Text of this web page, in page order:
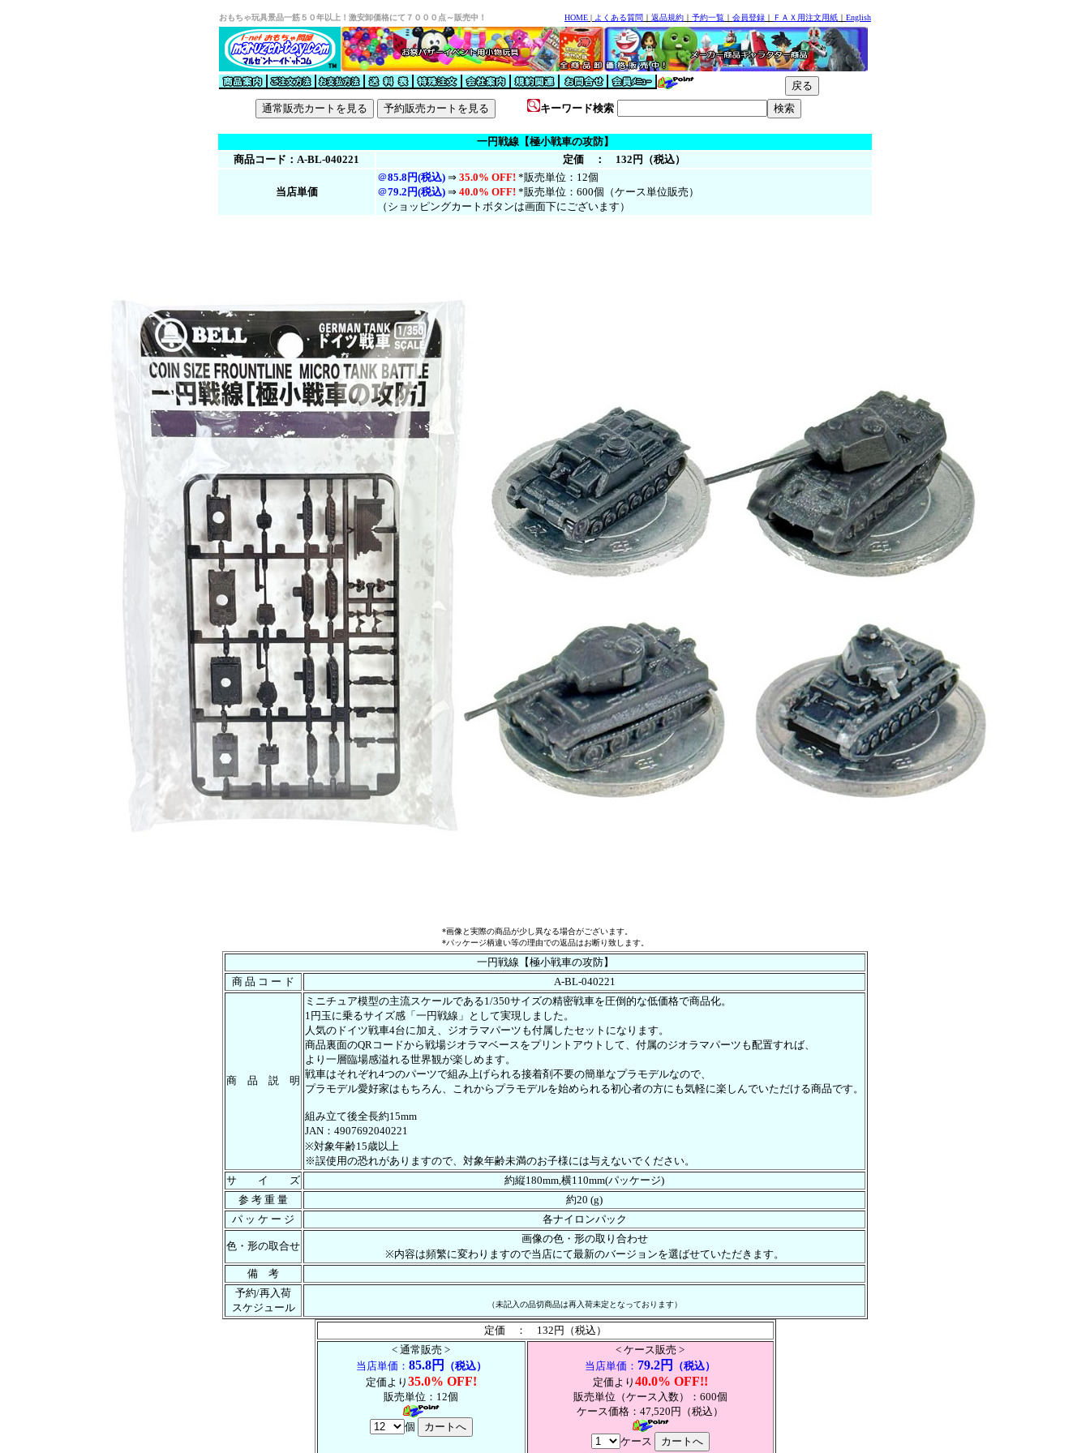
おもちゃ玩具景品一筋５０年以上！激安卸価格にて７０００点～販売中！ HOME | よくある質問 ｜ 返品規約 ｜ 予約一覧 ｜ 会員登録 ｜ ＦＡＸ用注文用紙 ｜ English
キーワード検索
一円戦線【極小戦車の攻防】
商品コード：A-BL-040221
定価 ： 132円（税込）
当店単価
＠85.8円(税込) ⇒ 35.0% OFF! *販売単位：12個
＠79.2円(税込) ⇒ 40.0% OFF! *販売単位：600個（ケース単位販売）
（ショッピングカートボタンは画面下にございます）
*画像と実際の商品が少し異なる場合がございます。
*パッケージ柄違い等の理由での返品はお断り致します。
一円戦線【極小戦車の攻防】
商 品 コ ー ド
A-BL-040221
商 品 説 明
ミニチュア模型の主流スケールである1/350サイズの精密戦車を圧倒的な低価格で商品化。
1円玉に乗るサイズ感「一円戦線」として実現しました。
人気のドイツ戦車4台に加え、ジオラマパーツも付属したセットになります。
商品裏面のQRコードから戦場ジオラマベースをプリントアウトして、付属のジオラマパーツも配置すれば、
より一層臨場感溢れる世界観が楽しめます。
戦車はそれぞれ4つのパーツで組み上げられる接着剤不要の簡単なプラモデルなので、
プラモデル愛好家はもちろん、これからプラモデルを始められる初心者の方にも気軽に楽しんでいただける商品です。
組み立て後全長約15mm
JAN：4907692040221
※対象年齢15歳以上
※誤使用の恐れがありますので、対象年齢未満のお子様には与えないでください。
サ イ ズ
約縦180mm,横110mm(パッケージ)
参 考 重 量
約20 (g)
パ ッ ケ ー ジ
各ナイロンパック
色・形の取合せ
画像の色・形の取り合わせ
※内容は頻繁に変わりますので当店にて最新のバージョンを選ばせていただきます。
備 考
予約/再入荷
スケジュール
（未記入の品切商品は再入荷未定となっております）
定価 ： 132円（税込）
< 通常販売 >
当店単価： 85.8円
（税込）
定価より 35.0% OFF!
販売単位：12個
個
< ケース販売 >
当店単価： 79.2円
（税込）
定価より 40.0% OFF!!
販売単位（ケース入数）：600個
ケース価格：47,520円（税込）
ケース